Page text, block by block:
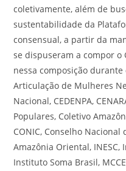
coletivamente, além de
sustentabilidade da
consensual, a partir da
se dispuseram a compor o
nessa composição
Articulação de Mulheres
Nacional, CEDENPA,
Populares, Coletivo
CONIC, Conselho
Amazônia Oriental, INESC,
Instituto Soma Brasil,